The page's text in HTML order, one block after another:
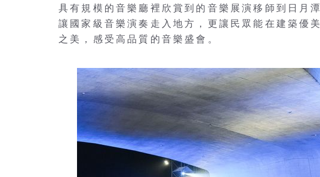
具有規模的音樂廳裡欣賞到的音樂展演移師到日月
讓國家級音樂演奏走入地方，更讓民眾能在建築優
之美，感受高品質的音樂盛會。